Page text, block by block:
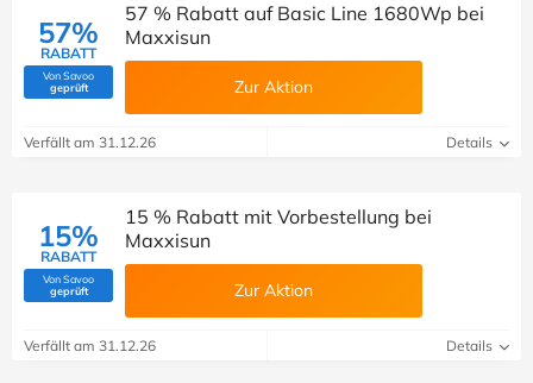
57%
RABATT
Von Savoo
geprüft(Von Savoo geprüft)
57 % Rabatt auf Basic Line 1680Wp bei
Maxxisun
Zur Aktion
Verfällt am 31.12.26 Details
15%
RABATT
Von Savoo
geprüft(Von Savoo geprüft)
15 % Rabatt mit Vorbestellung bei
Maxxisun
Zur Aktion
Verfällt am 31.12.26 Details